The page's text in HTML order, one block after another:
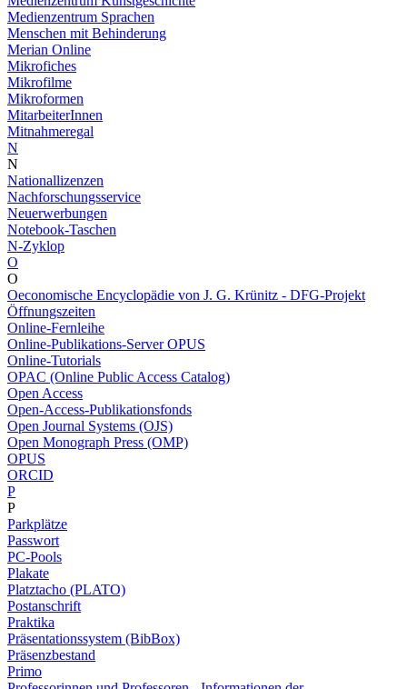
Medienzentrum Sprachen
Menschen mit Behinderung
Merian Online
Mikrofiches
Mikrofilme
Mikroformen
MitarbeiterInnen
Mitnahmeregal
N
N
Nationallizenzen
Nachforschungsservice
Neuerwerbungen
Notebook-Taschen
N-Zyklop
O
O
Oeconomische Encyclopädie von J. G. Krünitz - DFG-Projekt
Öffnungszeiten
Online-Fernleihe
Online-Publikations-Server OPUS
Online-Tutorials
OPAC (Online Public Access Catalog)
Open Access
Open-Access-Publikationsfonds
Open Journal Systems (OJS)
Open Monograph Press (OMP)
OPUS
ORCID
P
P
Parkplätze
Passwort
PC-Pools
Plakate
Platztacho (PLATO)
Postanschrift
Praktika
Präsentationssystem (BibBox)
Präsenzbestand
Primo